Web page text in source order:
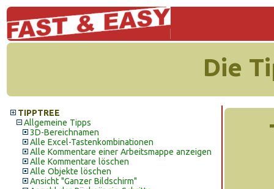
Die
TIPPTREE
Allgemeine Tipps
3D-Bereichnamen
Alle Excel-Tastenkombinationen
Alle Kommentare einer Arbeitsmappe anzeigen
Alle Kommentare löschen
Alle Objekte löschen
Ansicht "Ganzer Bildschirm"